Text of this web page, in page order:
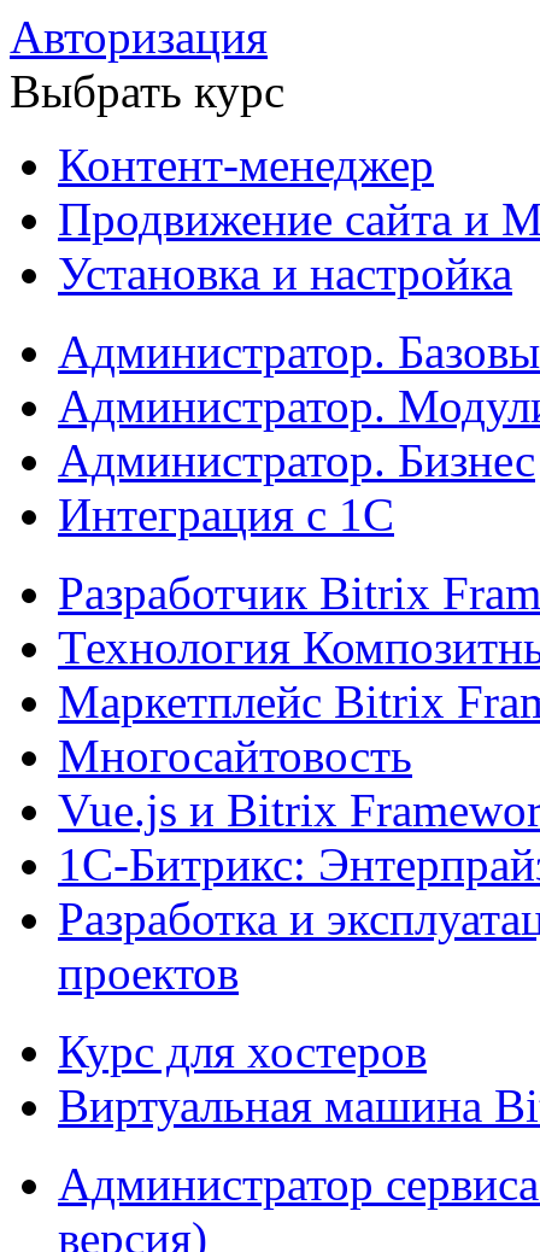
Авторизация
Выбрать курс
Контент-менеджер
Продвижение сайта и
Установка и настройка
Администратор.
Администратор.
Администратор. Бизнес
Интеграция с 1С
Разработчик Bitrix
Технология
Маркетплейс Bitrix
Многосайтовость
Vue.js и Bitrix
1С-Битрикс:
Разработка и
проектов
Курс для хостеров
Виртуальная машина
Администратор
версия)